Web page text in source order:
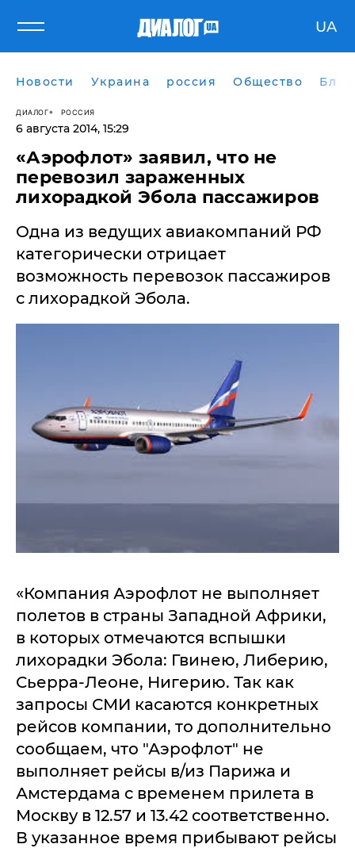
UA
Новости Украина россия Общество
ДИАЛОГ РОССИЯ
6 августа 2014, 15:29
«Аэрофлот» заявил, что не
перевозил зараженных
лихорадкой Эбола пассажиров
Одна из ведущих авиакомпаний РФ
категорически отрицает
возможность перевозок пассажиров
с лихорадкой Эбола.
«Компания Аэрофлот не выполняет
полетов в страны Западной Африки,
в которых отмечаются вспышки
лихорадки Эбола: Гвинею, Либерию,
Сьерра-Леоне, Нигерию. Так как
запросы СМИ касаются конкретных
рейсов компании, то дополнительно
сообщаем, что "Аэрофлот" не
выполняет рейсы в/из Парижа и
Амстердама с временем прилета в
Москву в 12.57 и 13.42 соответственно.
В указанное время прибывают рейсы